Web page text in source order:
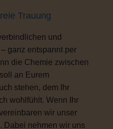
Trauung
und
ganz entspannt per
die Chemie zwischen
an Eurem
stehen, dem Ihr
wohlfühlt. Wenn Ihr
wir unser
Dabei nehmen wir uns